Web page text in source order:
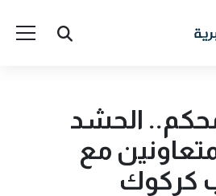
الحشد
مع
كركوك